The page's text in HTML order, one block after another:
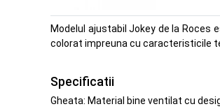
Modelul ajustabil Jokey de la
colorat impreuna cu caracteristicile
Specificatii
Gheata: Material bine ventilat cu